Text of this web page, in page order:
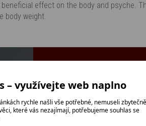
effect on the body and psyche.
body weight.
CONTACT US
– využívejte web naplno
rychle našli vše potřebné, nemuseli zbytečně
které vás nezajímají, potřebujeme souhlas se